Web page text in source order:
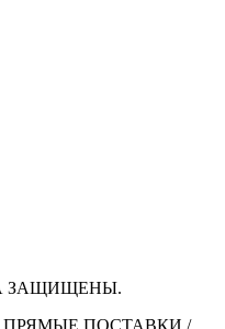
ЗАЩИЩЕНЫ.
ПРЯМЫЕ ПОСТАВКИ /